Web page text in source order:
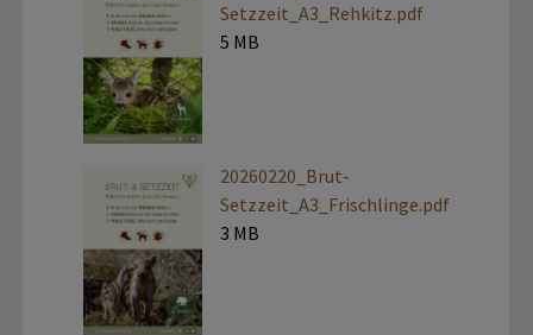
Setzzeit_A3_Rehkitz.pdf
5 MB
20260220_Brut-
Setzzeit_A3_Frischlinge.pdf
3 MB